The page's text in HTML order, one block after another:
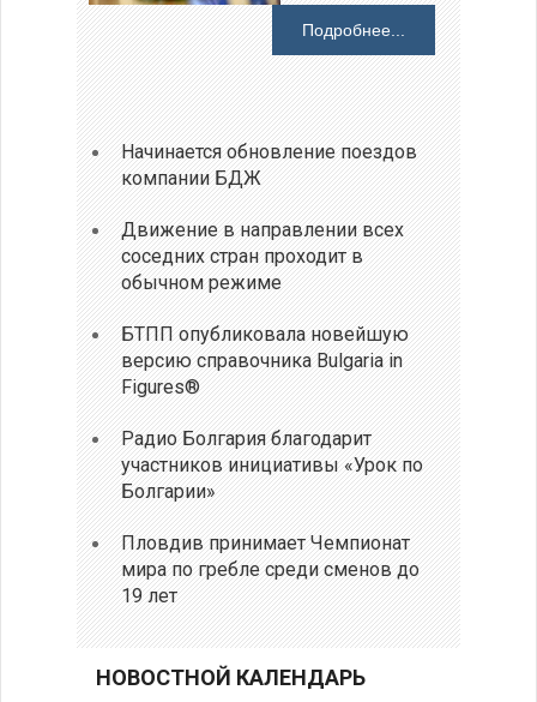
Подробнее...
Начинается обновление поездов
компании БДЖ
Движение в направлении всех
соседних стран проходит в
обычном режиме
БТПП опубликовала новейшую
версию справочника Bulgaria in
Figures®
Радио Болгария благодарит
участников инициативы «Урок по
Болгарии»
Пловдив принимает Чемпионат
мира по гребле среди сменов до
19 лет
НОВОСТНОЙ КАЛЕНДАРЬ